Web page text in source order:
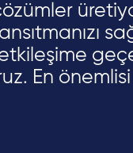
En önemlisi